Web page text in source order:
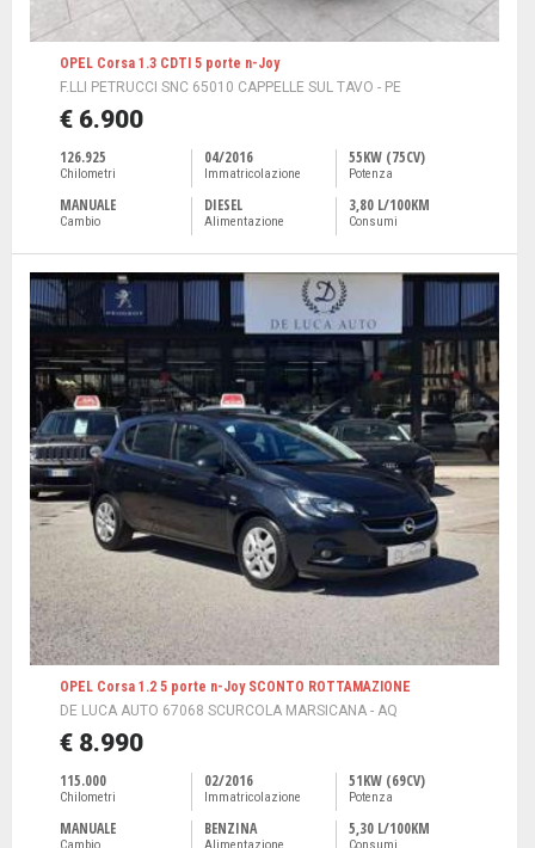
OPEL Corsa 1.3 CDTI 5 porte n-Joy
F.LLI PETRUCCI SNC 65010 CAPPELLE SUL TAVO - PE
€ 6.900
126.925
Chilometri
04/2016
Immatricolazione
55KW (75CV)
Potenza
MANUALE
Cambio
DIESEL
Alimentazione
3,80 L/100KM
Consumi
OPEL Corsa 1.2 5 porte n-Joy SCONTO ROTTAMAZIONE
DE LUCA AUTO 67068 SCURCOLA MARSICANA - AQ
€ 8.990
115.000
Chilometri
02/2016
Immatricolazione
51KW (69CV)
Potenza
MANUALE
Cambio
BENZINA
Alimentazione
5,30 L/100KM
Consumi